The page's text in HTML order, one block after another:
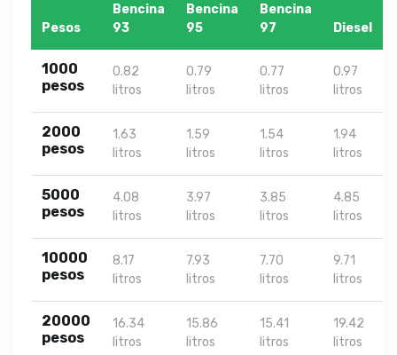
Pesos
Bencina
93
Bencina
95
Bencina
97
Diesel
1000
pesos
0.82
litros
0.79
litros
0.77
litros
0.97
litros
2000
pesos
1.63
litros
1.59
litros
1.54
litros
1.94
litros
5000
pesos
4.08
litros
3.97
litros
3.85
litros
4.85
litros
10000
pesos
8.17
litros
7.93
litros
7.70
litros
9.71
litros
20000
pesos
16.34
litros
15.86
litros
15.41
litros
19.42
litros